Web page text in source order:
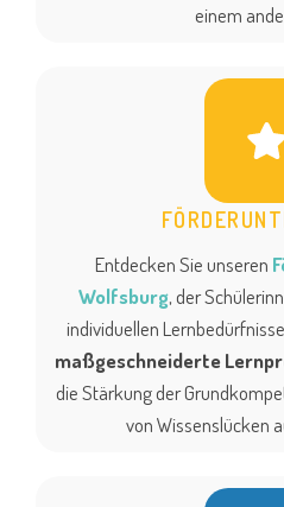
einem
Entdecken Sie unseren
Wolfsburg, der
individuellen
maßgeschneiderte
die Stärkung der
von Wissenslücken